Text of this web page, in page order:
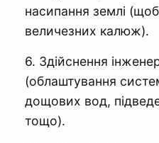
насипання землі
величезних калюж).
6. Здійснення
(облаштування
дощових вод,
тощо).